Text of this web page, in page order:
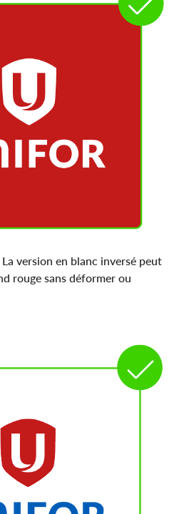
version en blanc inversé peut
rouge sans déformer ou